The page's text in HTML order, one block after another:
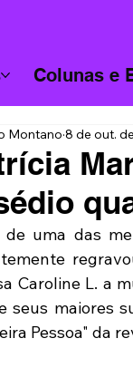
Colunas e
Montano 8 de out.
de uma das
Caroline L. a
seus maiores
Pessoa" da